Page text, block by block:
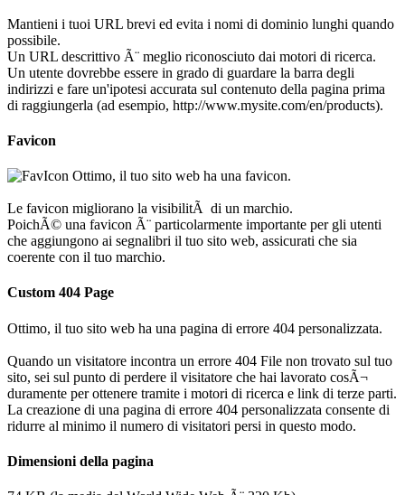
Mantieni i tuoi URL brevi ed evita i nomi di dominio lunghi quando
possibile.
Un URL descrittivo Ã¨ meglio riconosciuto dai motori di ricerca.
Un utente dovrebbe essere in grado di guardare la barra degli
indirizzi e fare un'ipotesi accurata sul contenuto della pagina prima
di raggiungerla (ad esempio, http://www.mysite.com/en/products).
Favicon
Ottimo, il tuo sito web ha una favicon.
Le favicon migliorano la visibilitÃ di un marchio.
PoichÃ© una favicon Ã¨ particolarmente importante per gli utenti
che aggiungono ai segnalibri il tuo sito web, assicurati che sia
coerente con il tuo marchio.
Custom 404 Page
Ottimo, il tuo sito web ha una pagina di errore 404 personalizzata.
Quando un visitatore incontra un errore 404 File non trovato sul tuo
sito, sei sul punto di perdere il visitatore che hai lavorato cosÃ¬
duramente per ottenere tramite i motori di ricerca e link di terze parti.
La creazione di una pagina di errore 404 personalizzata consente di
ridurre al minimo il numero di visitatori persi in questo modo.
Dimensioni della pagina